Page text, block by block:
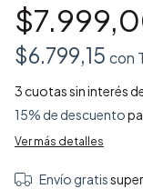
$6.799,15 con
3cuotas sin interés
15% de descuento
Ver más detalles
Envío gratis